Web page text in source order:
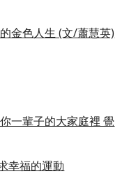
金色人生 (文/蕭慧英)
一輩子的大家庭裡 覺
幸福的運動